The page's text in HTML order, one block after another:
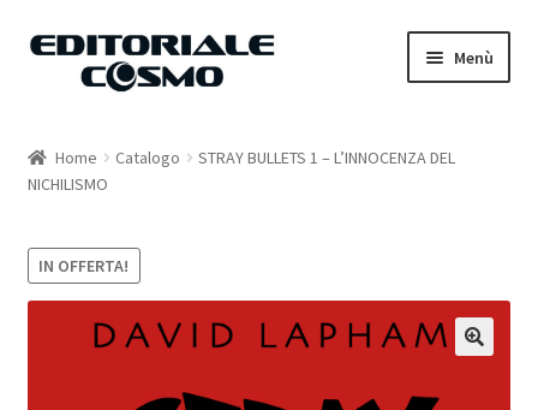
Vai
Vai
Menù
Catalogo
Carrello
Home Catalogo
STRAY BULLETS 1 – L’INNOCENZA DEL
NICHILISMO
IN OFFERTA!